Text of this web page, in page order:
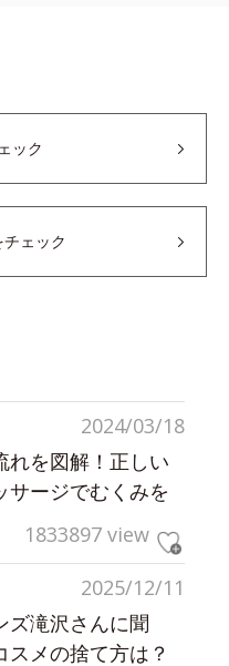
ック
ェック
2024/03/18
れを図解！正しい
サージでむくみを
1833897 view
2025/12/11
ズ滝沢さんに聞
スメの捨て方は？